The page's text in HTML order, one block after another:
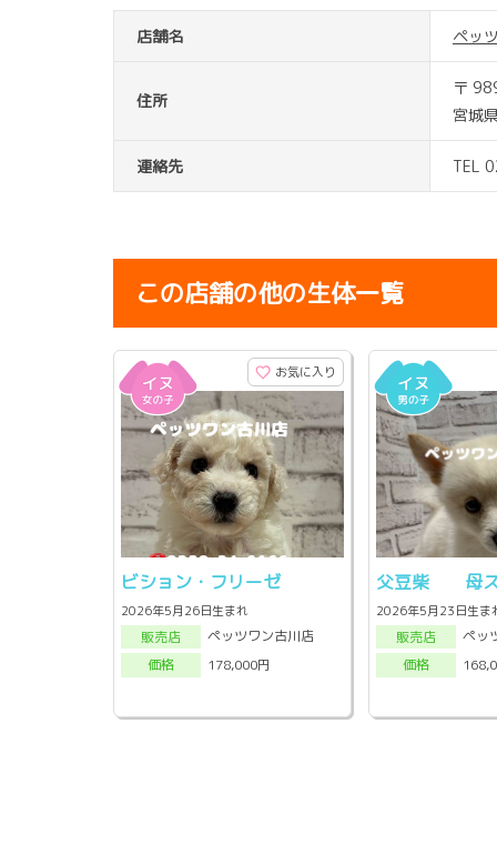
店舗名 ペッ
住所
〒
宮城
連絡先 TEL
この店舗の他の生体一覧
お気に入り
ビション・フリーゼ
2026年5月26日生まれ
販売店
ペッツワン古川店
価格
178,000円
父豆柴 母ス
2026年5月23日生ま
販売店
ペッ
価格